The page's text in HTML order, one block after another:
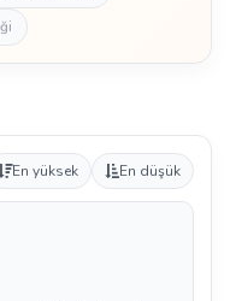
En yüksek En düşük